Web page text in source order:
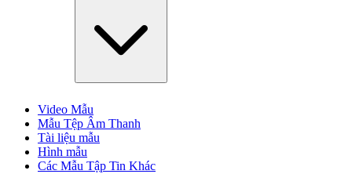
Video Mẫu
Mẫu Tệp Âm Thanh
Tài liệu mẫu
Hình mẫu
Các Mẫu Tập Tin Khác